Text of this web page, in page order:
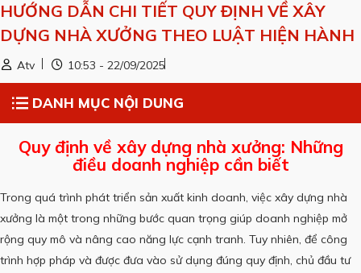
HƯỚNG DẪN CHI TIẾT QUY ĐỊNH VỀ XÂY
DỰNG NHÀ XƯỞNG THEO LUẬT HIỆN HÀNH
Atv 10:53 - 22/09/2025
DANH MỤC NỘI DUNG
Quy định về xây dựng nhà xưởng: Những
điều doanh nghiệp cần biết
Trong quá trình phát triển sản xuất kinh doanh, việc xây dựng nhà
xưởng là một trong những bước quan trọng giúp doanh nghiệp mở
rộng quy mô và nâng cao năng lực cạnh tranh. Tuy nhiên, để công
trình hợp pháp và được đưa vào sử dụng đúng quy định, chủ đầu tư